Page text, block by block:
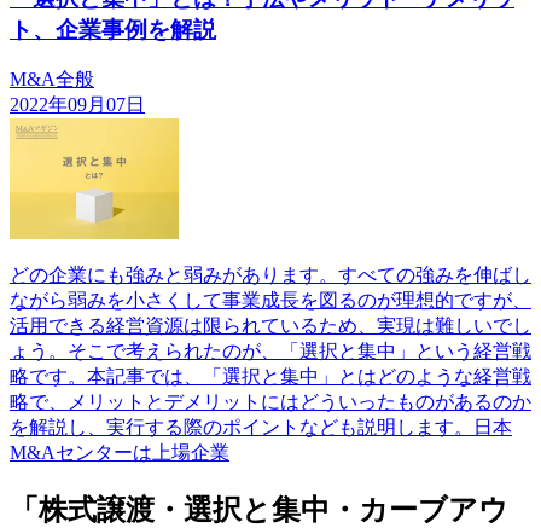
ト、企業事例を解説
M&A全般
2022年09月07日
どの企業にも強みと弱みがあります。すべての強みを伸ばし
ながら弱みを小さくして事業成長を図るのが理想的ですが、
活用できる経営資源は限られているため、実現は難しいでし
ょう。そこで考えられたのが、「選択と集中」という経営戦
略です。本記事では、「選択と集中」とはどのような経営戦
略で、メリットとデメリットにはどういったものがあるのか
を解説し、実行する際のポイントなども説明します。日本
M&Aセンターは上場企業
「株式譲渡・選択と集中・カーブアウ